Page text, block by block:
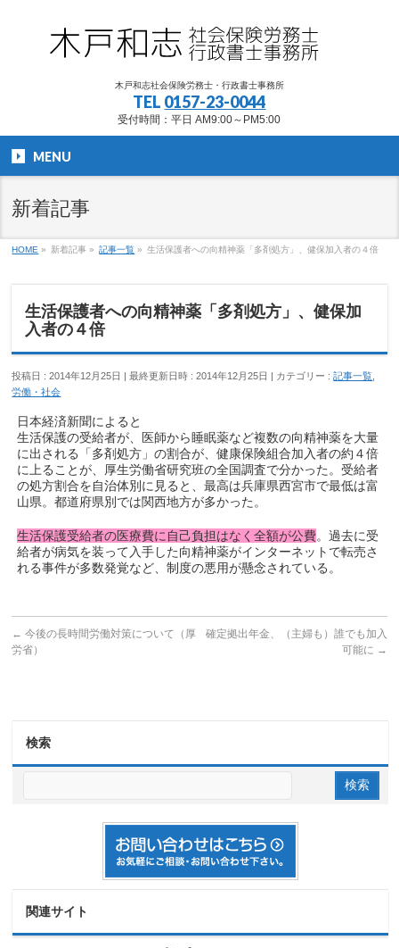
木戸和志社会保険労務士・行政書士事務所
TEL 0157-23-0044
受付時間：平日 AM9:00～PM5:00
MENU
新着記事
HOME » 新着記事 » 記事一覧 » 生活保護者への向精神薬「多剤処方」、健保加入者の４倍
生活保護者への向精神薬「多剤処方」、健保加
入者の４倍
投稿日 : 2014年12月25日 最終更新日時 : 2014年12月25日 カテゴリー :記事一覧
労働・社会
日本経済新聞によると
生活保護の受給者が、医師から睡眠薬など複数の向精神薬を大量
に出される「多剤処方」の割合が、健康保険組合加入者の約４倍
に上ることが、厚生労働省研究班の全国調査で分かった。受給者
の処方割合を自治体別に見ると、最高は兵庫県西宮市で最低は富
山県。都道府県別では関西地方が多かった。
生活保護受給者の医療費に自己負担はなく全額が公費。過去に受
給者が病気を装って入手した向精神薬がインターネットで転売さ
れる事件が多数発覚など、制度の悪用が懸念されている。
← 今後の長時間労働対策について（厚
労省）
確定拠出年金、（主婦も）誰でも加入
可能に →
検索
関連サイト